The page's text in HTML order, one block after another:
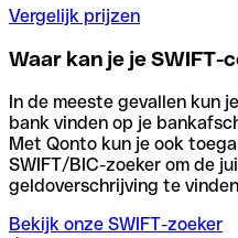
Vergelijk prijzen
Waar kan je je SWIFT-
In de meeste gevallen kun
bank vinden op je
Met Qonto kun je ook
SWIFT/BIC-zoeker om de
geldoverschrijving te
Bekijk onze SWIFT-zoeker